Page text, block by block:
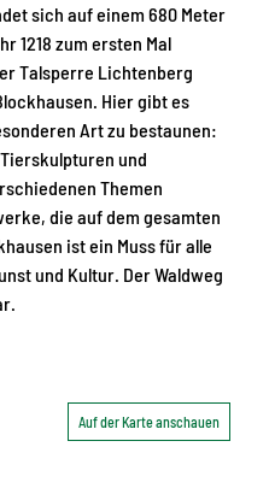
sich auf einem 680 Meter
1218 zum ersten Mal
Talsperre Lichtenberg
Hier gibt es
Art zu bestaunen:
und
Themen
die auf dem gesamten
ist ein Muss für alle
und Kultur. Der Waldweg
Auf der Karte anschauen